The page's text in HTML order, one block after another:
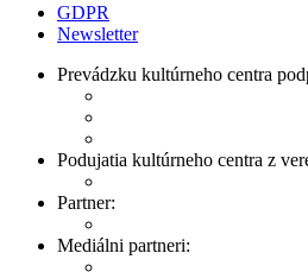
GDPR
Newsletter
Prevádzku kultúrneho centra
Podujatia kultúrneho centra z
Partner:
Mediálni partneri: